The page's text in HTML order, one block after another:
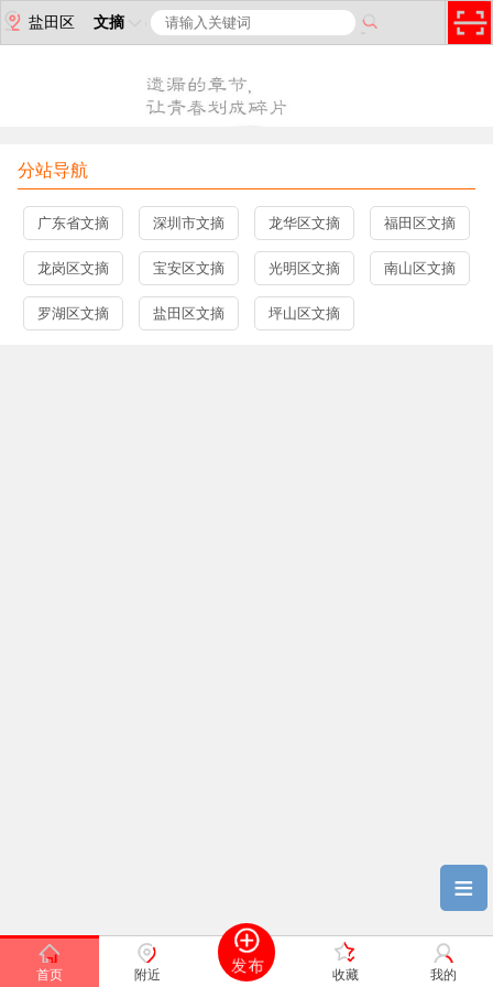
盐田区 文摘
首页 附近 收藏 我的
分站导航
≡
广东省文摘 深圳市文摘 龙华区文摘 福田区文摘
龙岗区文摘 宝安区文摘 光明区文摘 南山区文摘
罗湖区文摘 盐田区文摘 坪山区文摘